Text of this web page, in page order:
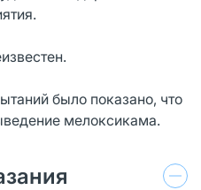
было показано, что
мелоксикама.